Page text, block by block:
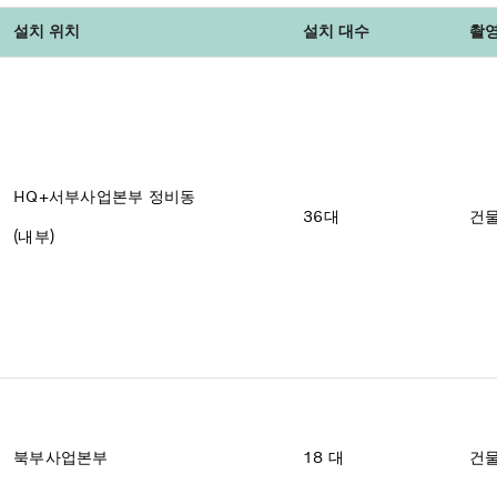
설치 위치 설치 대수 촬
HQ+서부사업본부 정비동
(내부)
36대 건
북부사업본부 18 대 건